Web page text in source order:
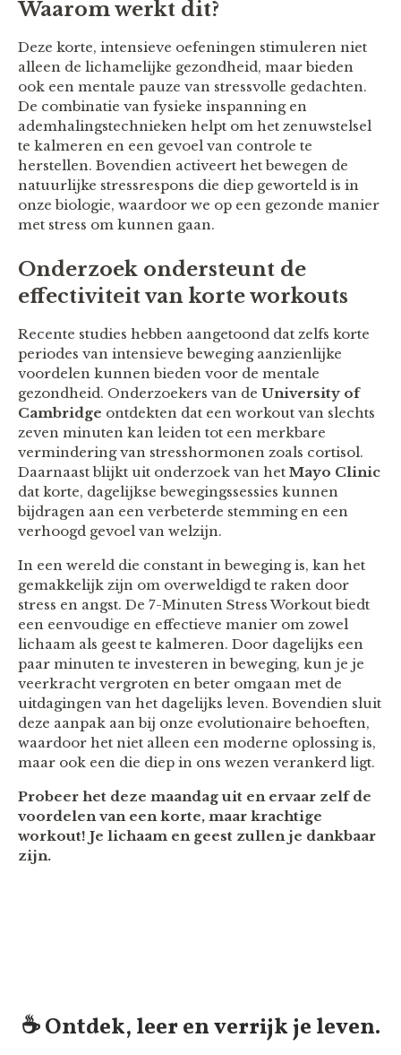
Waarom werkt dit?
Deze korte, intensieve oefeningen stimuleren niet
alleen de lichamelijke gezondheid, maar bieden
ook een mentale pauze van stressvolle gedachten.
De combinatie van fysieke inspanning en
ademhalingstechnieken helpt om het zenuwstelsel
te kalmeren en een gevoel van controle te
herstellen. Bovendien activeert het bewegen de
natuurlijke stressrespons die diep geworteld is in
onze biologie, waardoor we op een gezonde manier
met stress om kunnen gaan.
Onderzoek ondersteunt de
effectiviteit van korte workouts
Recente studies hebben aangetoond dat zelfs korte
periodes van intensieve beweging aanzienlijke
voordelen kunnen bieden voor de mentale
gezondheid. Onderzoekers van de University of
Cambridge ontdekten dat een workout van slechts
zeven minuten kan leiden tot een merkbare
vermindering van stresshormonen zoals cortisol.
Daarnaast blijkt uit onderzoek van het Mayo Clinic
dat korte, dagelijkse bewegingssessies kunnen
bijdragen aan een verbeterde stemming en een
verhoogd gevoel van welzijn.
In een wereld die constant in beweging is, kan het
gemakkelijk zijn om overweldigd te raken door
stress en angst. De 7-Minuten Stress Workout biedt
een eenvoudige en effectieve manier om zowel
lichaam als geest te kalmeren. Door dagelijks een
paar minuten te investeren in beweging, kun je je
veerkracht vergroten en beter omgaan met de
uitdagingen van het dagelijks leven. Bovendien sluit
deze aanpak aan bij onze evolutionaire behoeften,
waardoor het niet alleen een moderne oplossing is,
maar ook een die diep in ons wezen verankerd ligt.
Probeer het deze maandag uit en ervaar zelf de
voordelen van een korte, maar krachtige
workout! Je lichaam en geest zullen je dankbaar
zijn.
☕️ Ontdek, leer en verrijk je leven.